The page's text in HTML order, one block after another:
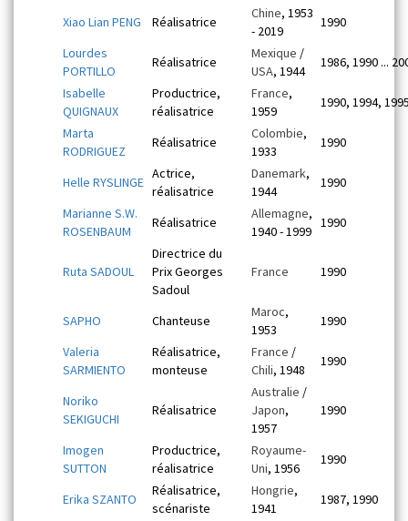
Xiao Lian PENG Réalisatrice
Chine, 1953
- 2019
1990
Lourdes
PORTILLO
Réalisatrice
Mexique /
USA, 1944
1986, 1990 ...
Isabelle
QUIGNAUX
Productrice,
réalisatrice
France,
1959
1990, 1994,
Marta
RODRIGUEZ
Réalisatrice
Colombie,
1933
1990
Helle RYSLINGE
Actrice,
réalisatrice
Danemark,
1944
1990
Marianne S.W.
ROSENBAUM
Réalisatrice
Allemagne,
1940 - 1999
1990
Ruta SADOUL
Directrice du
Prix Georges
Sadoul
France 1990
SAPHO Chanteuse
Maroc,
1953
1990
Valeria
SARMIENTO
Réalisatrice,
monteuse
France /
Chili, 1948
1990
Noriko
SEKIGUCHI
Réalisatrice
Australie /
Japon,
1957
1990
Imogen
SUTTON
Productrice,
réalisatrice
Royaume-
Uni, 1956
1990
Erika SZANTO
Réalisatrice,
scénariste
Hongrie,
1941
1987, 1990